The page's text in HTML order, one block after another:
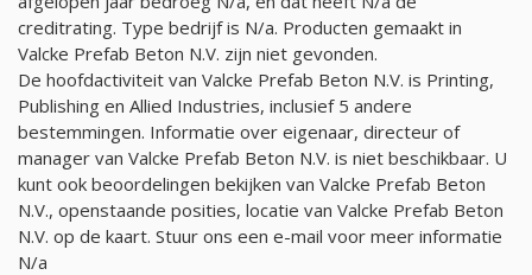
creditrating. Type bedrijf is N/a. Producten gemaakt in
Valcke Prefab Beton N.V. zijn niet gevonden.
De hoofdactiviteit van Valcke Prefab Beton N.V. is Printing,
Publishing en Allied Industries, inclusief 5 andere
bestemmingen. Informatie over eigenaar, directeur of
manager van Valcke Prefab Beton N.V. is niet beschikbaar. U
kunt ook beoordelingen bekijken van Valcke Prefab Beton
N.V., openstaande posities, locatie van Valcke Prefab Beton
N.V. op de kaart. Stuur ons een e-mail voor meer informatie
N/a